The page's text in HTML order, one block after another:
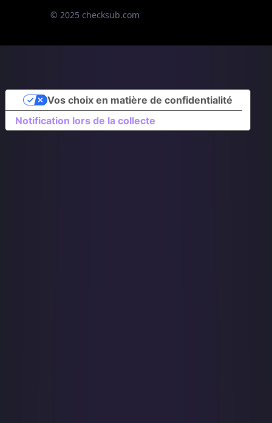
© 2025 checksub.com
Notification lors de la collecte
Vos choix en matière de confidentialité